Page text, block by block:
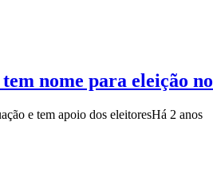
nome para eleição
e tem apoio dos eleitoresHá 2 anos